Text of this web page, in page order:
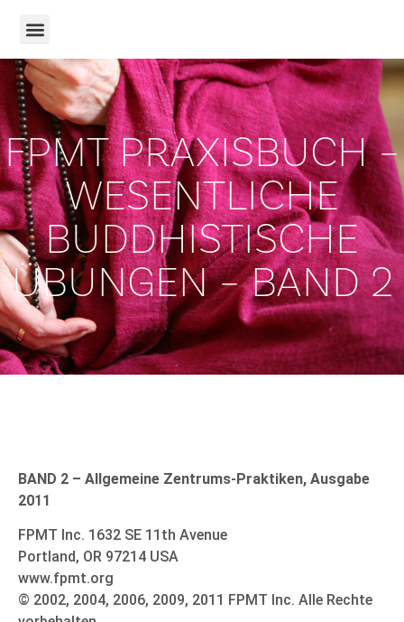
FPMT PRAXISBUCH –
WESENTLICHE
BUDDHISTISCHE
ÜBUNGEN – BAND 2
BAND 2 – Allgemeine Zentrums-Praktiken, Ausgabe
2011
FPMT Inc. 1632 SE 11th Avenue
Portland, OR 97214 USA
www.fpmt.org
© 2002, 2004, 2006, 2009, 2011 FPMT Inc. Alle Rechte